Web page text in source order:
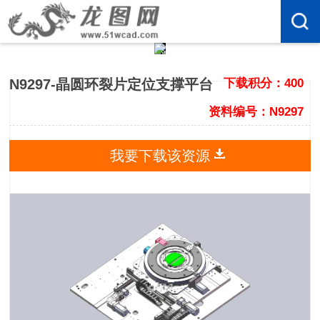
N9297-晶圆环裂片定位支撑平台 下载积分：400
资料编号：N9297
我要下载该资源